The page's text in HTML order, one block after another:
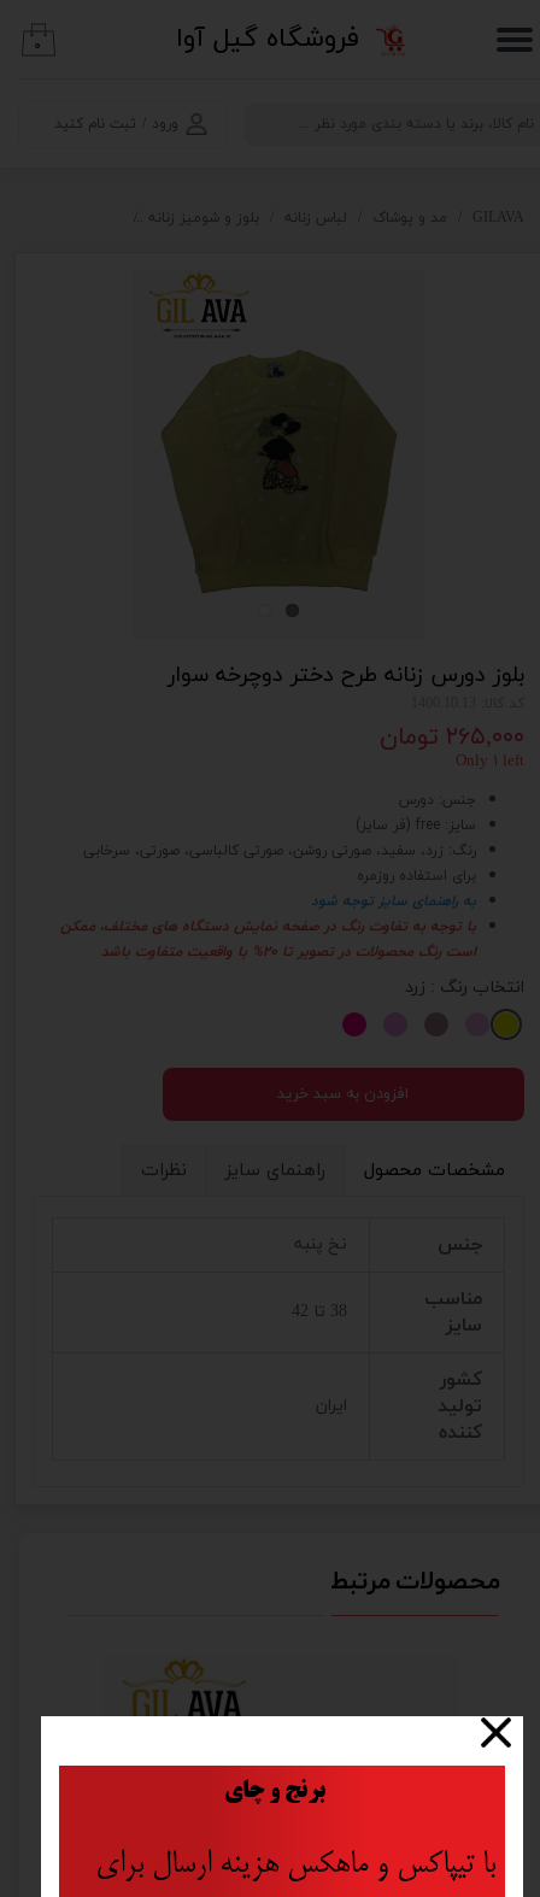
​فروشگاه گیل آوا
ورود ثبت نام کنید
حساب کاربری من
خروج از حساب کاربری
۰
GILAVA مد و پوشاک لباس زنانه بلوز و شومیز زنانه
بلوز دورس زنانه طرح دختر دوچرخه سوار
۲۶۵,۰۰۰ تومان
Only ۱ left
جنس: دورس
سایز: free (فر سایز)
رنگ: زرد، سفید، صورتی روشن، صورتی کالباسی، صورتی، سرخابی
برای استفاده روزمره
به راهنمای سایز توجه شود
با توجه به تفاوت رنگ در صفحه نمایش دستگاه های مختلف، ممکن
است رنگ محصولات در تصویر تا 20% با واقعیت متفاوت باشد
انتخاب رنگ : زرد
افزودن به سبد خرید
مشخصات محصول راهنمای سایز نظرات
جنس نخ پنبه
مناسب
سایز
38 تا 42
کشور
تولید
کننده
ایران
محصولات مرتبط
برنج و چای
با تیپاکس و ماهکس هزینه ارسال برای